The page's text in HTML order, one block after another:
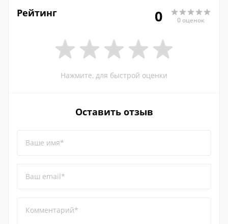
Рейтинг 0 0 оценок
Нажмите, для быстрой оценки
Оставить отзыв
Ваше имя*
Ваш email*
Комментарий*